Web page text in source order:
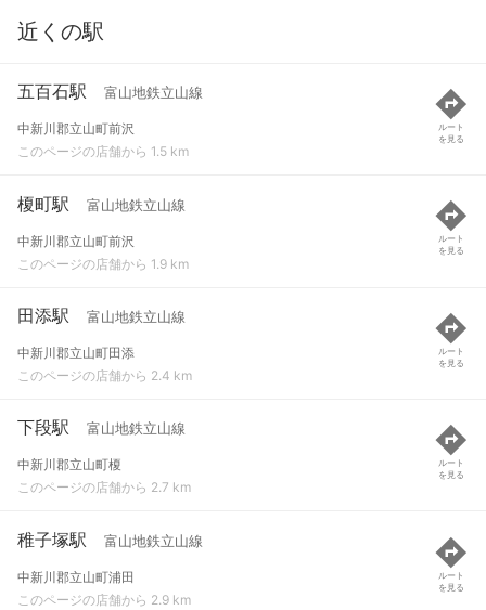
近くの駅
五百石駅 富山地鉄立山線
中新川郡立山町前沢
このページの店舗から 1.5 km
ルート
を見る
榎町駅 富山地鉄立山線
中新川郡立山町前沢
このページの店舗から 1.9 km
ルート
を見る
田添駅 富山地鉄立山線
中新川郡立山町田添
このページの店舗から 2.4 km
ルート
を見る
下段駅 富山地鉄立山線
中新川郡立山町榎
このページの店舗から 2.7 km
ルート
を見る
稚子塚駅 富山地鉄立山線
中新川郡立山町浦田
このページの店舗から 2.9 km
ルート
を見る